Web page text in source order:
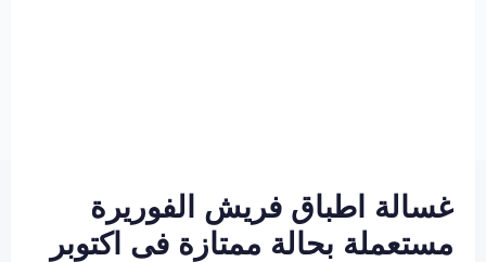
غسالة اطباق فريش الفوريرة
مستعملة بحالة ممتازة فى اكتوبر